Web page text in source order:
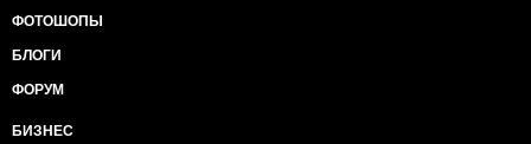
ФОТОШОПЫ
БЛОГИ
ФОРУМ
БИЗНЕС